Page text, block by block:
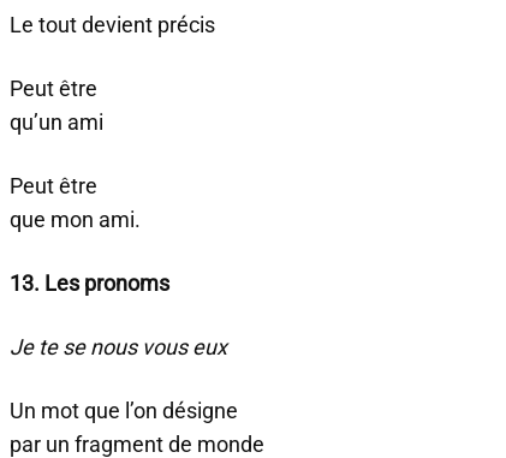
Le tout devient précis
Peut être
qu’un ami
Peut être
que mon ami.
13. Les pronoms
Je te se nous vous eux
Un mot que l’on désigne
par un fragment de monde